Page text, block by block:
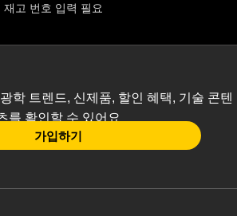
재고 번호 입력 필요
학 트렌드, 신제품, 할인 혜택, 기술 콘텐
를 확인할 수 있어요
가입하기